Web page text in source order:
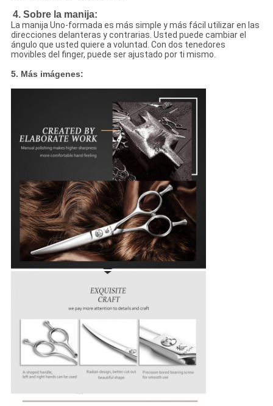
4. Sobre la manija:
La manija Uno-formada es más simple y más fácil utilizar en las
direcciones delanteras y contrarias. Usted puede cambiar el
ángulo que usted quiere a voluntad. Con dos tenedores
movibles del finger, puede ser ajustado por ti mismo.
5. Más imágenes: